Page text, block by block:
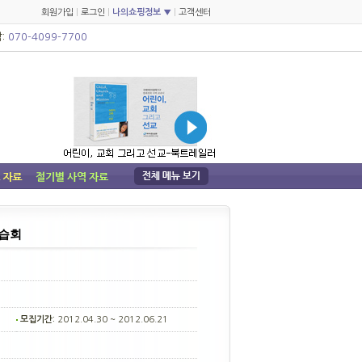
회원가입 로그인 나의쇼핑정보 ▼ 고객센터
: 070-4099-7700
회
모집기간: 2012.04.30 ~ 2012.06.21